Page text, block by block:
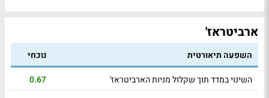
ארביטראז'
השפעה תיאורטית
נוכחי
השינוי במדד תוך שקלול מניות הארביטראז'
0.67